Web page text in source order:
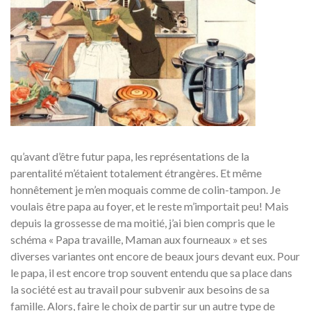
qu’avant d’être futur papa, les représentations de la
parentalité m’étaient totalement étrangères. Et même
honnêtement je m’en moquais comme de colin-tampon. Je
voulais être papa au foyer, et le reste m’importait peu! Mais
depuis la grossesse de ma moitié, j’ai bien compris que le
schéma « Papa travaille, Maman aux fourneaux » et ses
diverses variantes ont encore de beaux jours devant eux. Pour
le papa, il est encore trop souvent entendu que sa place dans
la société est au travail pour subvenir aux besoins de sa
famille. Alors, faire le choix de partir sur un autre type de